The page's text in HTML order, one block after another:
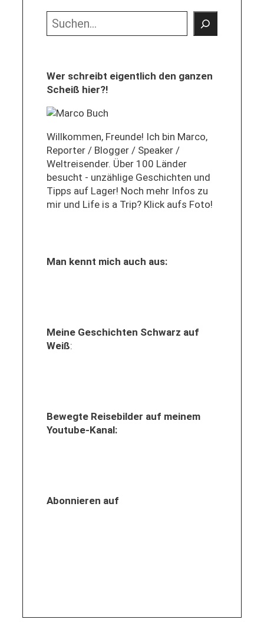
Suchen
Wer schreibt eigentlich den ganzen
Scheiß hier?!
Willkommen, Freunde! Ich bin Marco,
Reporter / Blogger / Speaker /
Weltreisender. Über 100 Länder
besucht - unzählige Geschichten und
Tipps auf Lager! Noch mehr Infos zu
mir und Life is a Trip? Klick aufs Foto!
Man kennt mich auch aus:
Meine Geschichten Schwarz auf
Weiß:
Bewegte Reisebilder auf meinem
Youtube-Kanal:
Abonnieren auf